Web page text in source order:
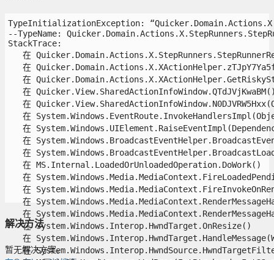
TypeInitializationException:
--TypeName:
StackTrace:
在
在
在
在
在
在
在
在
在
   在 MS.Internal.LoadedOrUnloadedOperation.DoWork()
在
在
在
在
   在 System.Windows.Interop.HwndTarget.OnResize()
在
在
解决方法
暂无解决方案。